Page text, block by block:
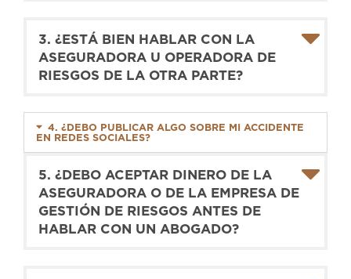
3. ¿ESTÁ BIEN HABLAR CON LA
ASEGURADORA U OPERADORA DE
RIESGOS DE LA OTRA PARTE?
4. ¿DEBO PUBLICAR ALGO SOBRE MI ACCIDENTE
EN REDES SOCIALES?
5. ¿DEBO ACEPTAR DINERO DE LA
ASEGURADORA O DE LA EMPRESA DE
GESTIÓN DE RIESGOS ANTES DE
HABLAR CON UN ABOGADO?